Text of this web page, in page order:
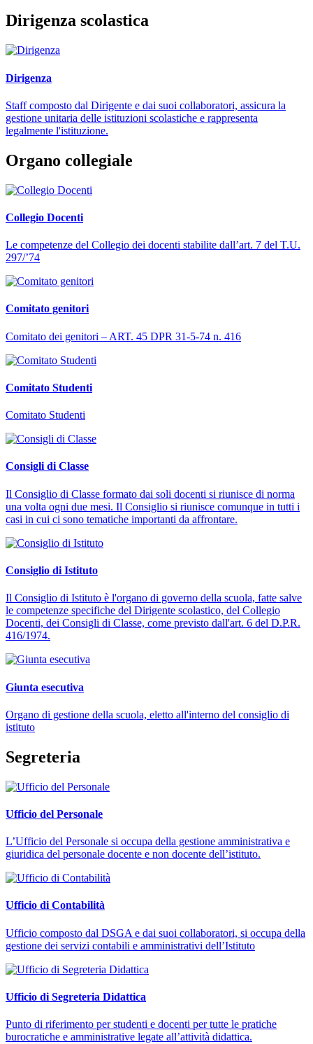
Dirigenza scolastica
Dirigenza
Staff composto dal Dirigente e dai suoi collaboratori, assicura la
gestione unitaria delle istituzioni scolastiche e rappresenta
legalmente l'istituzione.
Organo collegiale
Collegio Docenti
Le competenze del Collegio dei docenti stabilite dall’art. 7 del T.U.
297/’74
Comitato genitori
Comitato dei genitori – ART. 45 DPR 31-5-74 n. 416
Comitato Studenti
Comitato Studenti
Consigli di Classe
Il Consiglio di Classe formato dai soli docenti si riunisce di norma
una volta ogni due mesi. Il Consiglio si riunisce comunque in tutti i
casi in cui ci sono tematiche importanti da affrontare.
Consiglio di Istituto
Il Consiglio di Istituto è l'organo di governo della scuola, fatte salve
le competenze specifiche del Dirigente scolastico, del Collegio
Docenti, dei Consigli di Classe, come previsto dall'art. 6 del D.P.R.
416/1974.
Giunta esecutiva
Organo di gestione della scuola, eletto all'interno del consiglio di
istituto
Segreteria
Ufficio del Personale
L’Ufficio del Personale si occupa della gestione amministrativa e
giuridica del personale docente e non docente dell’istituto.
Ufficio di Contabilità
Ufficio composto dal DSGA e dai suoi collaboratori, si occupa della
gestione dei servizi contabili e amministrativi dell’Istituto
Ufficio di Segreteria Didattica
Punto di riferimento per studenti e docenti per tutte le pratiche
burocratiche e amministrative legate all’attività didattica.